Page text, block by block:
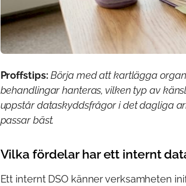
Proffstips: Börja med att kartlägga
behandlingar hanteras, vilken typ av
uppstår dataskyddsfrågor i det dagliga
passar bäst.
Vilka fördelar har ett internt
Ett internt DSO känner verksamheten